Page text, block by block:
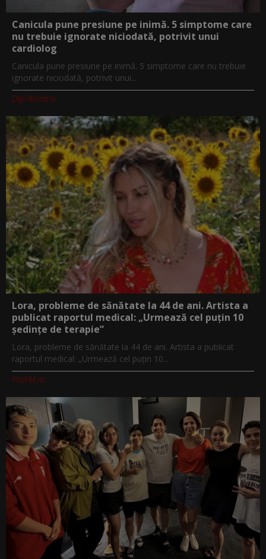
Canicula pune presiune pe inimă. 5 simptome care
nu trebuie ignorate niciodată, potrivit unui
cardiolog
Canicula pune presiune pe inimă. 5 simptome care nu trebuie
ignorate niciodată, potrivit unui...
Digi-World.tv
Lora, probleme de sănătate la 44 de ani. Artista a
publicat raportul medical: „Urmează cel puțin 10
ședințe de terapie”
Lora, probleme de sănătate la 44 de ani. Artista a publicat
raportul medical: „Urmează cel puțin 10...
ProFM.ro